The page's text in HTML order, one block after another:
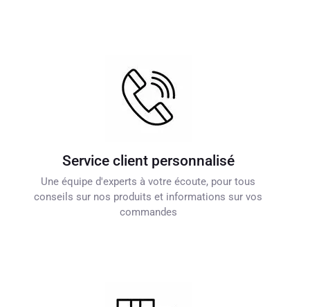
Service client personnalisé
Une équipe d'experts à votre écoute, pour tous
conseils sur nos produits et informations sur vos
commandes